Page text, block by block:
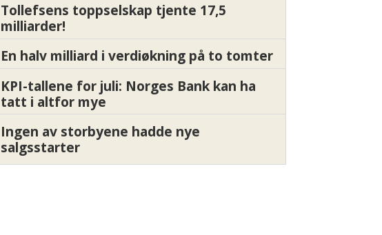
Tollefsens toppselskap tjente 17,5
milliarder!
En halv milliard i verdiøkning på to tomter
KPI-tallene for juli: Norges Bank kan ha
tatt i altfor mye
Ingen av storbyene hadde nye
salgsstarter